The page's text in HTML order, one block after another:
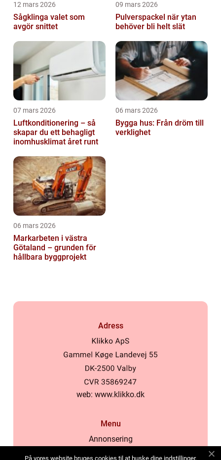
12 mars 2026
Sågklinga valet som
avgör snittet
09 mars 2026
Pulverspackel när ytan
behöver bli helt slät
07 mars 2026
Luftkonditionering – så
skapar du ett behagligt
inomhusklimat året runt
06 mars 2026
Bygga hus: Från dröm till
verklighet
06 mars 2026
Markarbeten i västra
Götaland – grunden för
hållbara byggprojekt
Adress
web: www.klikko.dk
Menu
Annonsering
På vores website bruges cookies til at huske dine indstillinger,